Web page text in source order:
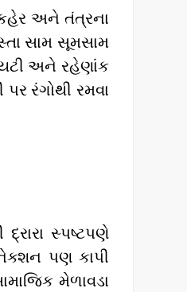
અને તંત્રના
સામ સૂમસામ
અને રહેણાંક
રંગોથી રમવા
સ્પષ્ટપણે
પણ કાપી
મેળાવડા